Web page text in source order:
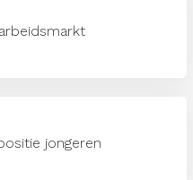
jongeren